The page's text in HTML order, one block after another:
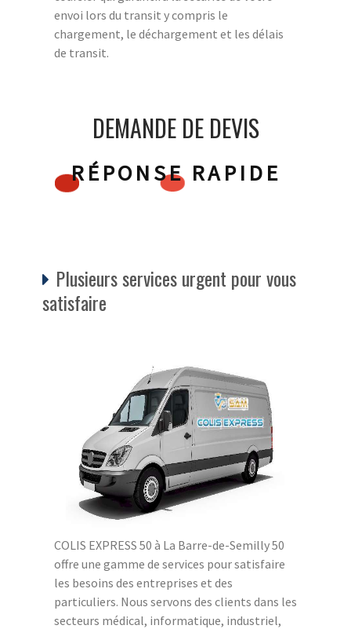
envoi lors du transit y compris le
chargement, le déchargement et les délais
de transit.
DEMANDE DE DEVIS
RÉPONSE RAPIDE
Plusieurs services urgent pour vous
satisfaire
COLIS EXPRESS 50 à La Barre-de-Semilly 50
offre une gamme de services pour satisfaire
les besoins des entreprises et des
particuliers. Nous servons des clients dans les
secteurs médical, informatique, industriel,